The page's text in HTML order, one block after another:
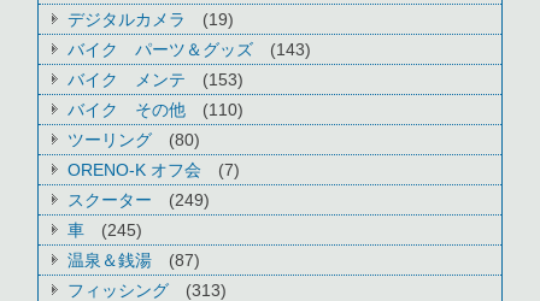
デジタルカメラ
(19)
バイク パーツ＆グッズ
(143)
バイク メンテ
(153)
バイク その他
(110)
ツーリング
(80)
ORENO-K オフ会
(7)
スクーター
(249)
車
(245)
温泉＆銭湯
(87)
フィッシング
(313)